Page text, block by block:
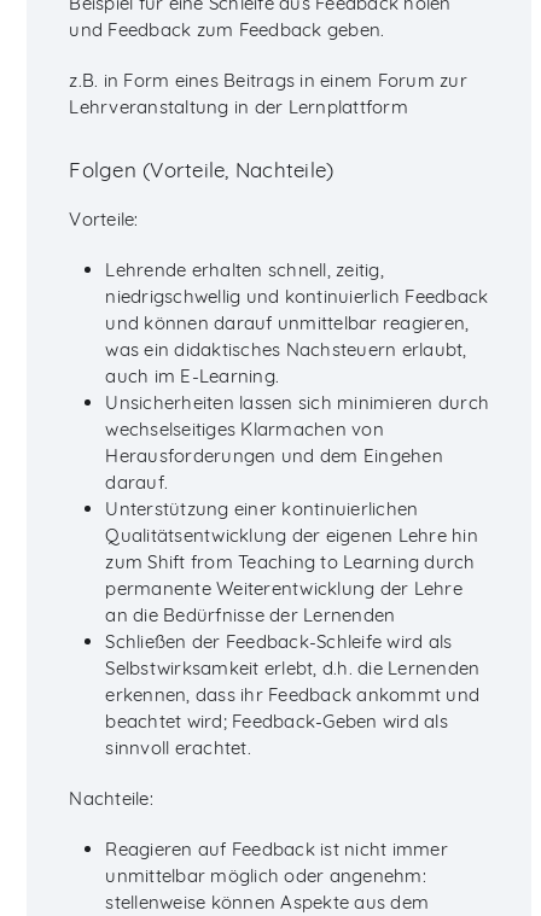
und Feedback zum Feedback geben.
z.B. in Form eines Beitrags in einem Forum zur
Lehrveranstaltung in der Lernplattform
Folgen (Vorteile, Nachteile)
Vorteile:
Lehrende erhalten schnell, zeitig,
niedrigschwellig und kontinuierlich Feedback
und können darauf unmittelbar reagieren,
was ein didaktisches Nachsteuern erlaubt,
auch im E-Learning.
Unsicherheiten lassen sich minimieren durch
wechselseitiges Klarmachen von
Herausforderungen und dem Eingehen
darauf.
Unterstützung einer kontinuierlichen
Qualitätsentwicklung der eigenen Lehre hin
zum Shift from Teaching to Learning durch
permanente Weiterentwicklung der Lehre
an die Bedürfnisse der Lernenden
Schließen der Feedback-Schleife wird als
Selbstwirksamkeit erlebt, d.h. die Lernenden
erkennen, dass ihr Feedback ankommt und
beachtet wird; Feedback-Geben wird als
sinnvoll erachtet.
Nachteile:
Reagieren auf Feedback ist nicht immer
unmittelbar möglich oder angenehm:
stellenweise können Aspekte aus dem